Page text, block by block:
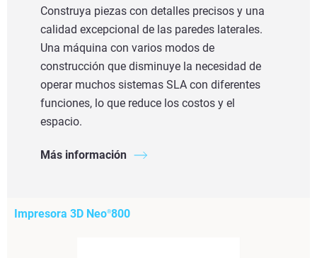
Construya piezas con detalles precisos y una
calidad excepcional de las paredes laterales.
Una máquina con varios modos de
construcción que disminuye la necesidad de
operar muchos sistemas SLA con diferentes
funciones, lo que reduce los costos y el
espacio.
Más información
Impresora 3D Neo®800